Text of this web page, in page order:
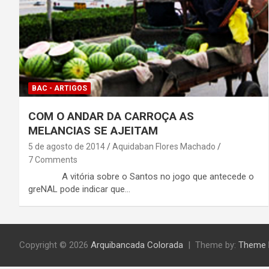
BAC - ARTIGOS
COM O ANDAR DA CARROÇA AS
MELANCIAS SE AJEITAM
5 de agosto de 2014
Aquidaban Flores Machado
7 Comments
A vitória sobre o Santos no jogo que antecede o
greNAL pode indicar que…
Copyright © 2026 Arquibancada Colorada Theme by: Theme